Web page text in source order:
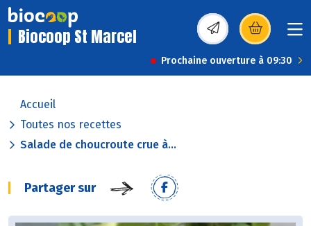
Biocoop St Marcel (s’ouvre dans une
Prochaine ouverture à 09:30
Accueil
Toutes nos recettes
Salade de choucroute crue à...
Partager sur